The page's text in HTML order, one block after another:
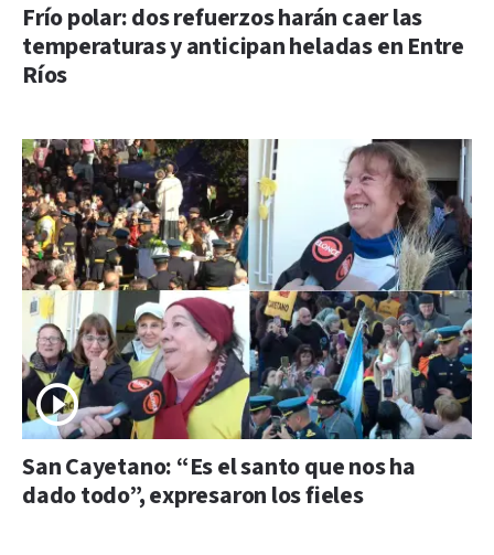
Frío polar: dos refuerzos harán caer las
temperaturas y anticipan heladas en Entre
Ríos
San Cayetano: “Es el santo que nos ha
dado todo”, expresaron los fieles